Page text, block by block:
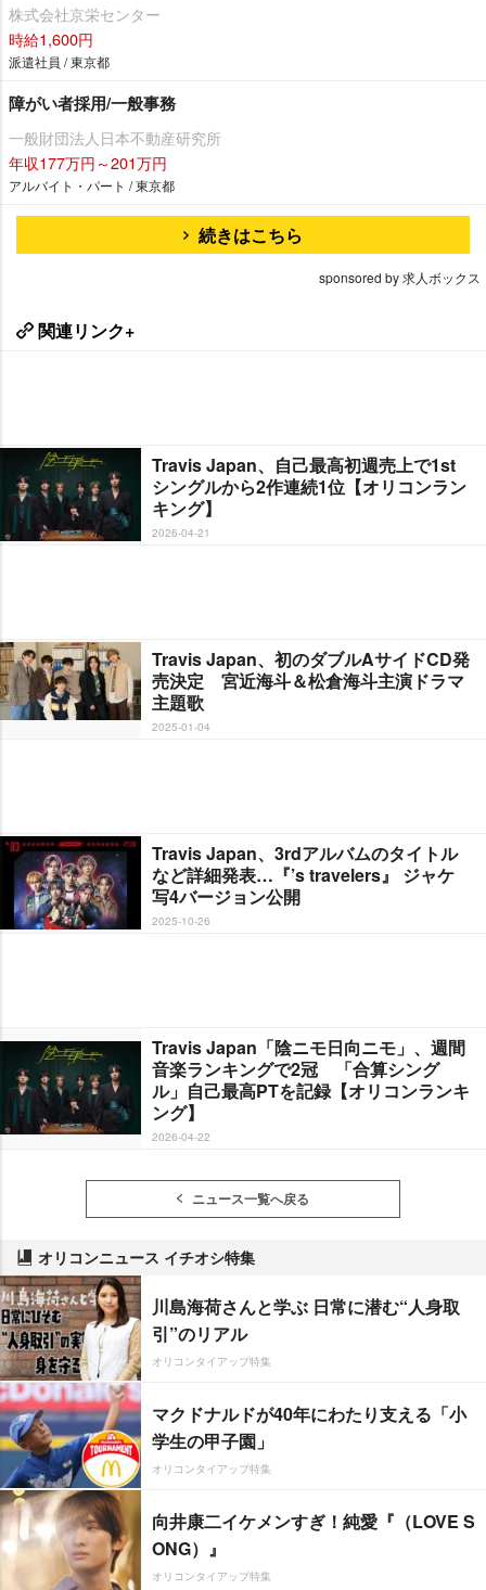
株式会社京栄センター
時給1,600円
派遣社員 / 東京都
障がい者採用/一般事務
一般財団法人日本不動産研究所
年収177万円～201万円
アルバイト・パート / 東京都
続きはこちら
sponsored by 求人ボックス
関連リンク+
Travis Japan、自己最高初週売上で1st
シングルから2作連続1位【オリコンラン
キング】
2026-04-21
Travis Japan、初のダブルAサイドCD発
売決定 宮近海斗＆松倉海斗主演ドラマ
主題歌
2025-01-04
Travis Japan、3rdアルバムのタイトル
など詳細発表…『’s travelers』 ジャケ
写4バージョン公開
2025-10-26
Travis Japan「陰ニモ日向ニモ」、週間
音楽ランキングで2冠 「合算シング
ル」自己最高PTを記録【オリコンランキ
ング】
2026-04-22
ニュース一覧へ戻る
オリコンニュース イチオシ特集
川島海荷さんと学ぶ 日常に潜む“人身取
引”のリアル
オリコンタイアップ特集
マクドナルドが40年にわたり支える「小
学生の甲子園」
オリコンタイアップ特集
向井康二イケメンすぎ！純愛『（LOVE S
ONG）』
オリコンタイアップ特集